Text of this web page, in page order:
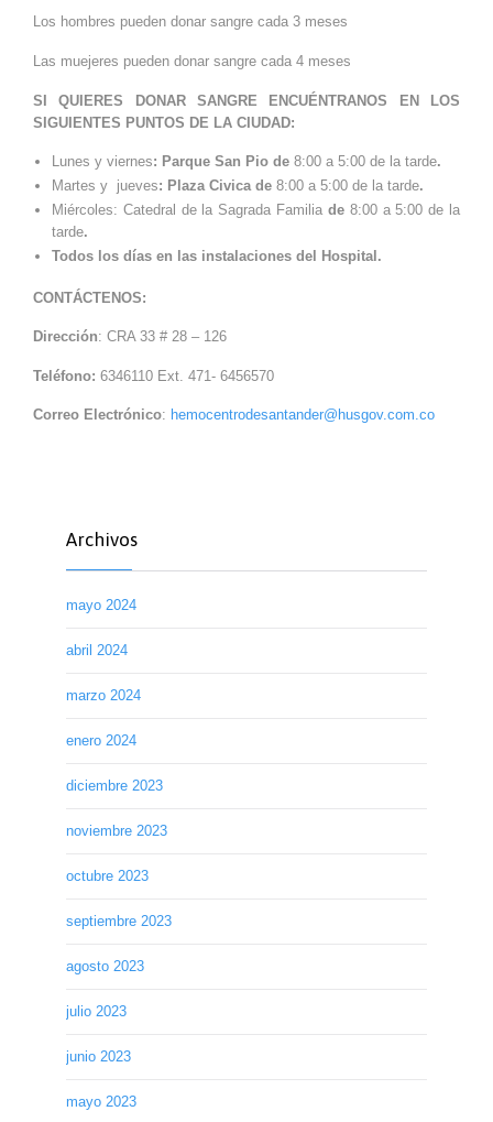
Los hombres pueden donar sangre cada 3 meses
Las muejeres pueden donar sangre cada 4 meses
SI QUIERES DONAR SANGRE ENCUÉNTRANOS EN LOS
SIGUIENTES PUNTOS DE LA CIUDAD:
Lunes y viernes: Parque San Pio de8:00 a 5:00 de la tarde.
Martes y jueves: Plaza Civica de 8:00 a 5:00 de la tarde.
Miércoles: Catedral de la Sagrada Familia de 8:00 a 5:00 de la
tarde.
Todos los días en las instalaciones del Hospital.
CONTÁCTENOS:
Dirección: CRA 33 # 28 – 126
Teléfono: 6346110 Ext. 471- 6456570
Correo Electrónico: hemocentrodesantander@husgov.com.co
Archivos
mayo 2024
abril 2024
marzo 2024
enero 2024
diciembre 2023
noviembre 2023
octubre 2023
septiembre 2023
agosto 2023
julio 2023
junio 2023
mayo 2023